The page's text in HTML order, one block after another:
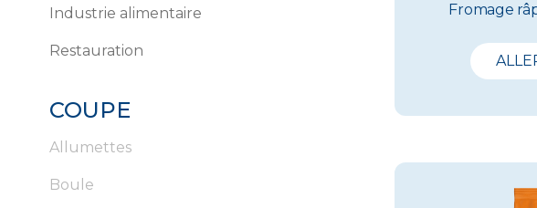
Industrie alimentaire
Restauration
COUPE
Allumettes
Boule
Fromage